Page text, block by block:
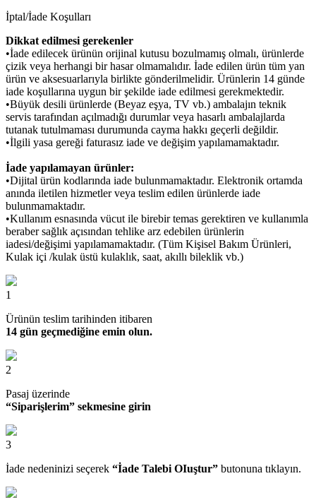
İptal/İade Koşulları
Dikkat edilmesi gerekenler
•İade edilecek ürünün orijinal kutusu bozulmamış olmalı, ürünlerde
çizik veya herhangi bir hasar olmamalıdır. İade edilen ürün tüm yan
ürün ve aksesuarlarıyla birlikte gönderilmelidir. Ürünlerin 14 günde
iade koşullarına uygun bir şekilde iade edilmesi gerekmektedir.
•Büyük desili ürünlerde (Beyaz eşya, TV vb.) ambalajın teknik
servis tarafından açılmadığı durumlar veya hasarlı ambalajlarda
tutanak tutulmaması durumunda cayma hakkı geçerli değildir.
•İlgili yasa gereği faturasız iade ve değişim yapılamamaktadır.
İade yapılamayan ürünler:
•Dijital ürün kodlarında iade bulunmamaktadır. Elektronik ortamda
anında iletilen hizmetler veya teslim edilen ürünlerde iade
bulunmamaktadır.
•Kullanım esnasında vücut ile birebir temas gerektiren ve kullanımla
beraber sağlık açısından tehlike arz edebilen ürünlerin
iadesi/değişimi yapılamamaktadır. (Tüm Kişisel Bakım Ürünleri,
Kulak içi /kulak üstü kulaklık, saat, akıllı bileklik vb.)
1
Ürünün teslim tarihinden itibaren
14 gün geçmediğine emin olun.
2
Pasaj üzerinde
“Siparişlerim” sekmesine girin
3
İade nedeninizi seçerek “İade Talebi OIuştur” butonuna tıklayın.